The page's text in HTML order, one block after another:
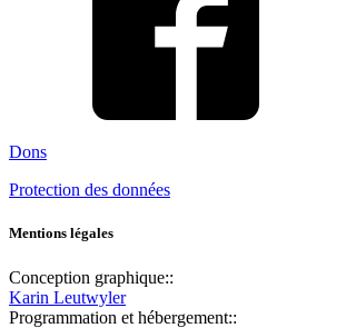
Dons
Protection des données
Mentions légales
Conception graphique::
Karin Leutwyler
Programmation et hébergement::